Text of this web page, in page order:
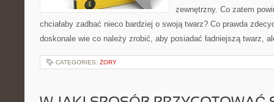
zewnętrzny. Co zatem
chciałaby zadbać nieco bardziej o swoją twarz? Co prawda
doskonale wie co należy zrobić, aby posiadać ładniejszą twarz,
CATEGORIES: ŻORY